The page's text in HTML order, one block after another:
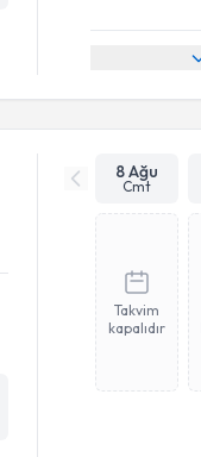
8 Ağu
Cmt
Takvim
kapalıdır